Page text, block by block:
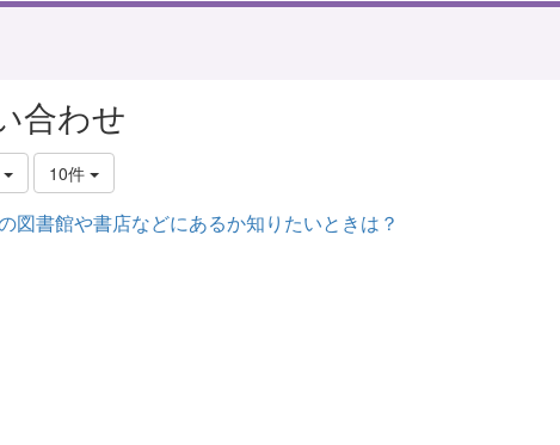
合わせ
方 10件
書館や書店などにあるか知りたいときは？